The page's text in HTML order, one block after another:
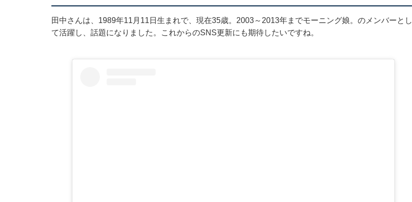
田中さんは、1989年11月11日生まれで、現在35歳。2003～2013年までモーニング娘。のメンバーとし
て活躍し、話題になりました。これからのSNS更新にも期待したいですね。